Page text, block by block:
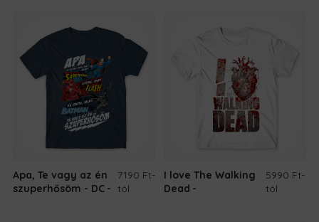
Apa, Te vagy az én
szuperhősöm - DC
7190 Ft-
tól
I love The Walking
Dead
5990 Ft-
tól